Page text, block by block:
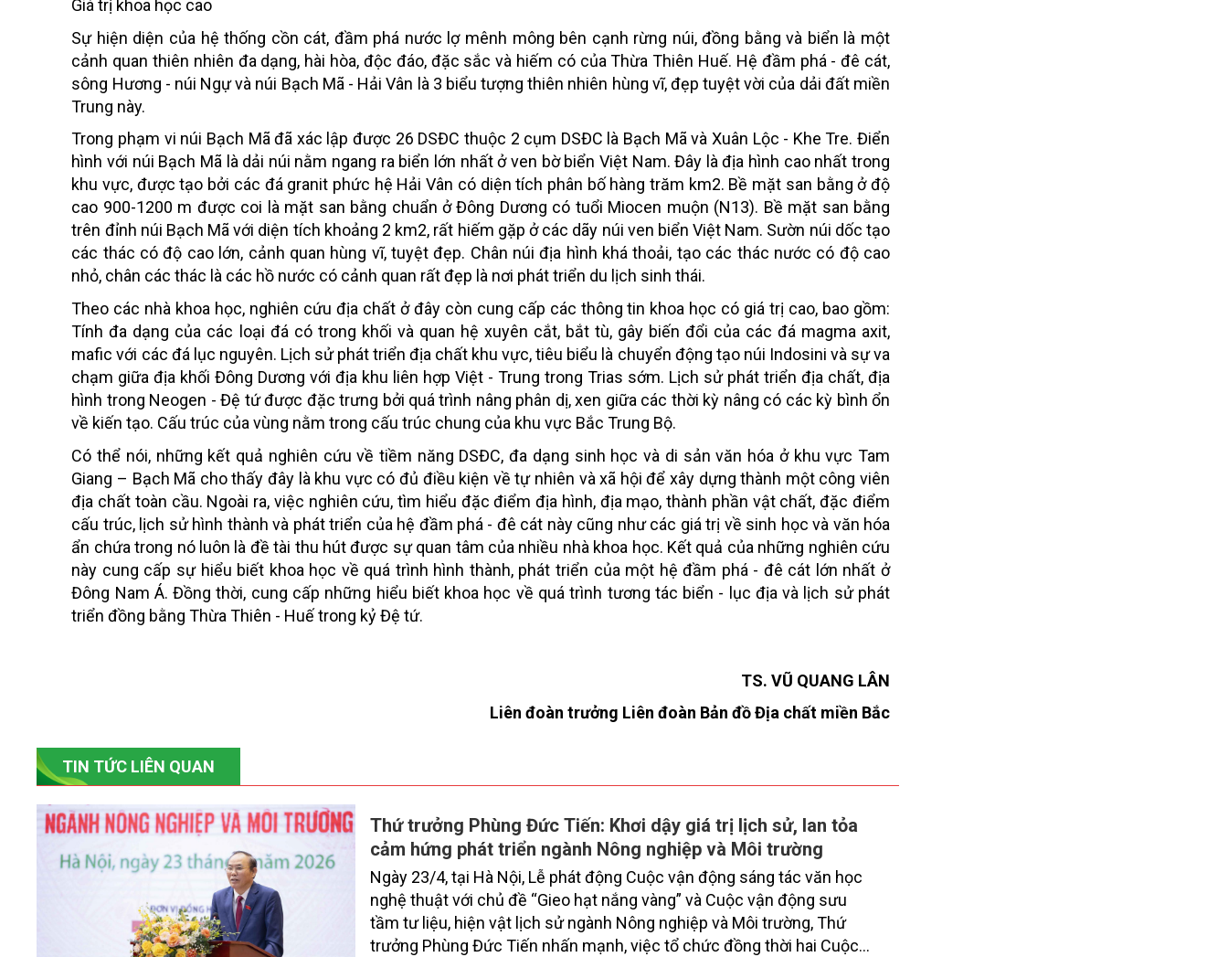
Giá trị khoa học cao
Sự hiện diện của hệ thống cồn cát, đầm phá nước lợ mênh mông bên cạnh rừng núi, đồng bằng và biển là một
cảnh quan thiên nhiên đa dạng, hài hòa, độc đáo, đặc sắc và hiếm có của Thừa Thiên Huế. Hệ đầm phá - đê cát,
sông Hương - núi Ngự và núi Bạch Mã - Hải Vân là 3 biểu tượng thiên nhiên hùng vĩ, đẹp tuyệt vời của dải đất miền
Trung này.
Trong phạm vi núi Bạch Mã đã xác lập được 26 DSĐC thuộc 2 cụm DSĐC là Bạch Mã và Xuân Lộc - Khe Tre. Điển
hình với núi Bạch Mã là dải núi nằm ngang ra biển lớn nhất ở ven bờ biển Việt Nam. Đây là địa hình cao nhất trong
khu vực, được tạo bởi các đá granit phức hệ Hải Vân có diện tích phân bố hàng trăm km2. Bề mặt san bằng ở độ
cao 900-1200 m được coi là mặt san bằng chuẩn ở Đông Dương có tuổi Miocen muộn (N13). Bề mặt san bằng
trên đỉnh núi Bạch Mã với diện tích khoảng 2 km2, rất hiếm gặp ở các dãy núi ven biển Việt Nam. Sườn núi dốc tạo
các thác có độ cao lớn, cảnh quan hùng vĩ, tuyệt đẹp. Chân núi địa hình khá thoải, tạo các thác nước có độ cao
nhỏ, chân các thác là các hồ nước có cảnh quan rất đẹp là nơi phát triển du lịch sinh thái.
Theo các nhà khoa học, nghiên cứu địa chất ở đây còn cung cấp các thông tin khoa học có giá trị cao, bao gồm:
Tính đa dạng của các loại đá có trong khối và quan hệ xuyên cắt, bắt tù, gây biến đổi của các đá magma axit,
mafic với các đá lục nguyên. Lịch sử phát triển địa chất khu vực, tiêu biểu là chuyển động tạo núi Indosini và sự va
chạm giữa địa khối Đông Dương với địa khu liên hợp Việt - Trung trong Trias sớm. Lịch sử phát triển địa chất, địa
hình trong Neogen - Đệ tứ được đặc trưng bởi quá trình nâng phân dị, xen giữa các thời kỳ nâng có các kỳ bình ổn
về kiến tạo. Cấu trúc của vùng nằm trong cấu trúc chung của khu vực Bắc Trung Bộ.
Có thể nói, những kết quả nghiên cứu về tiềm năng DSĐC, đa dạng sinh học và di sản văn hóa ở khu vực Tam
Giang – Bạch Mã cho thấy đây là khu vực có đủ điều kiện về tự nhiên và xã hội để xây dựng thành một công viên
địa chất toàn cầu. Ngoài ra, việc nghiên cứu, tìm hiểu đặc điểm địa hình, địa mạo, thành phần vật chất, đặc điểm
cấu trúc, lịch sử hình thành và phát triển của hệ đầm phá - đê cát này cũng như các giá trị về sinh học và văn hóa
ẩn chứa trong nó luôn là đề tài thu hút được sự quan tâm của nhiều nhà khoa học. Kết quả của những nghiên cứu
này cung cấp sự hiểu biết khoa học về quá trình hình thành, phát triển của một hệ đầm phá - đê cát lớn nhất ở
Đông Nam Á. Đồng thời, cung cấp những hiểu biết khoa học về quá trình tương tác biển - lục địa và lịch sử phát
triển đồng bằng Thừa Thiên - Huế trong kỷ Đệ tứ.
TS. VŨ QUANG LÂN
Liên đoàn trưởng Liên đoàn Bản đồ Địa chất miền Bắc
TIN TỨC LIÊN QUAN
Thứ trưởng Phùng Đức Tiến: Khơi dậy giá trị lịch sử, lan tỏa
cảm hứng phát triển ngành Nông nghiệp và Môi trường
Ngày 23/4, tại Hà Nội, Lễ phát động Cuộc vận động sáng tác văn học
nghệ thuật với chủ đề “Gieo hạt nắng vàng” và Cuộc vận động sưu
tầm tư liệu, hiện vật lịch sử ngành Nông nghiệp và Môi trường, Thứ
trưởng Phùng Đức Tiến nhấn mạnh, việc tổ chức đồng thời hai Cuộc